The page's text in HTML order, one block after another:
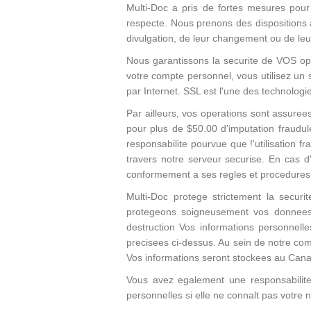
Multi-Doc a pris de fortes mesures
respecte. Nous prenons des
divulgation, de leur changement ou de
Nous garantissons la securite de VOS
votre compte personnel, vous utilisez un
par Internet. SSL est l'une des
Par ailleurs, vos operations sont
pour plus de $50.00 d'imputation
responsabilite pourvue que !'utilisation
travers notre serveur securise. En cas
conformement a ses regles et
Multi-Doc protege strictement la
protegeons soigneusement vos
destruction Vos informations
precisees ci-dessus. Au sein de notre
Vos informations seront stockees au
Vous avez egalement une
personnelles si elle ne connalt pas votre